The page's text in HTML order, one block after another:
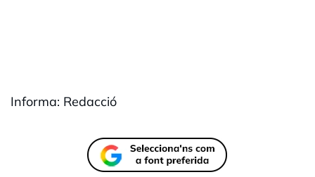
Informa: Redacció